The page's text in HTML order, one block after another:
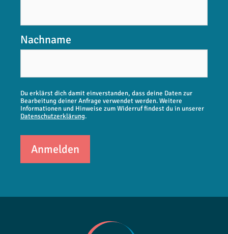
Nachname
Du erklärst dich damit einverstanden, dass deine Daten zur
Bearbeitung deiner Anfrage verwendet werden. Weitere
Informationen und Hinweise zum Widerruf findest du in unserer
Datenschutzerklärung.